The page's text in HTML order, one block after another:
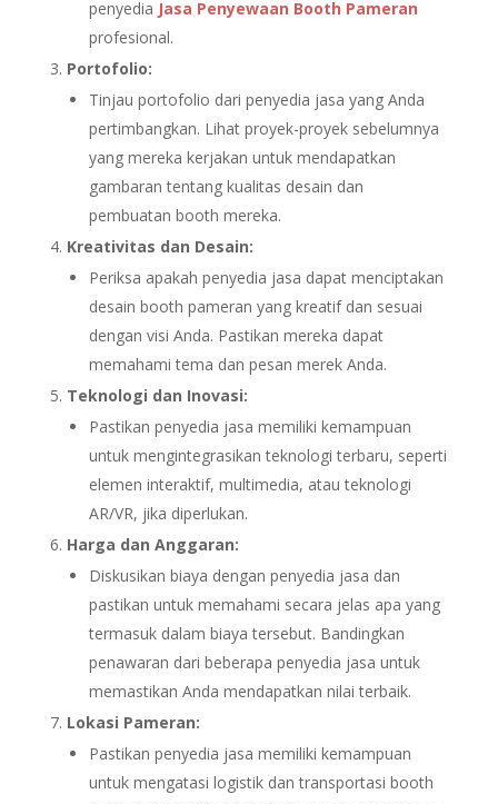
penyedia Jasa Penyewaan Booth Pameran
profesional.
Portofolio:
Tinjau portofolio dari penyedia jasa yang Anda
pertimbangkan. Lihat proyek-proyek sebelumnya
yang mereka kerjakan untuk mendapatkan
gambaran tentang kualitas desain dan
pembuatan booth mereka.
Kreativitas dan Desain:
Periksa apakah penyedia jasa dapat menciptakan
desain booth pameran yang kreatif dan sesuai
dengan visi Anda. Pastikan mereka dapat
memahami tema dan pesan merek Anda.
Teknologi dan Inovasi:
Pastikan penyedia jasa memiliki kemampuan
untuk mengintegrasikan teknologi terbaru, seperti
elemen interaktif, multimedia, atau teknologi
AR/VR, jika diperlukan.
Harga dan Anggaran:
Diskusikan biaya dengan penyedia jasa dan
pastikan untuk memahami secara jelas apa yang
termasuk dalam biaya tersebut. Bandingkan
penawaran dari beberapa penyedia jasa untuk
memastikan Anda mendapatkan nilai terbaik.
Lokasi Pameran:
Pastikan penyedia jasa memiliki kemampuan
untuk mengatasi logistik dan transportasi booth